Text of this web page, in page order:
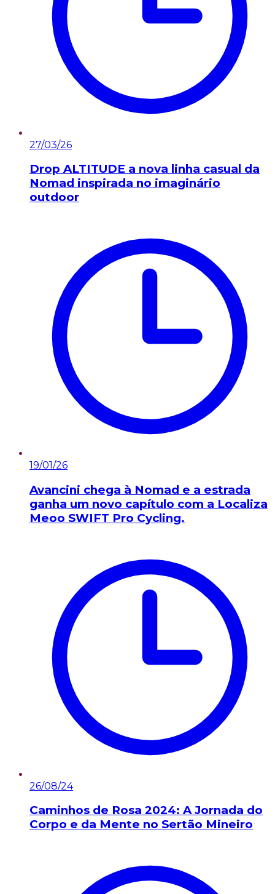
27/03/26
Drop ALTITUDE a nova linha casual da
Nomad inspirada no imaginário
outdoor
19/01/26
Avancini chega à Nomad e a estrada
ganha um novo capítulo com a Localiza
Meoo SWIFT Pro Cycling.
26/08/24
Caminhos de Rosa 2024: A Jornada do
Corpo e da Mente no Sertão Mineiro